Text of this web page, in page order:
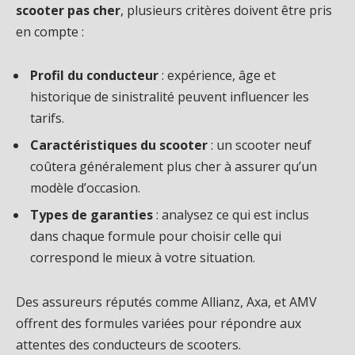
scooter pas cher, plusieurs critères doivent être pris
en compte :
Profil du conducteur: expérience, âge et
historique de sinistralité peuvent influencer les
tarifs.
Caractéristiques du scooter: un scooter neuf
coûtera généralement plus cher à assurer qu’un
modèle d’occasion.
Types de garanties: analysez ce qui est inclus
dans chaque formule pour choisir celle qui
correspond le mieux à votre situation.
Des assureurs réputés comme Allianz, Axa, et AMV
offrent des formules variées pour répondre aux
attentes des conducteurs de scooters.